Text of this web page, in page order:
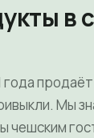
в
года
Мы
чешским